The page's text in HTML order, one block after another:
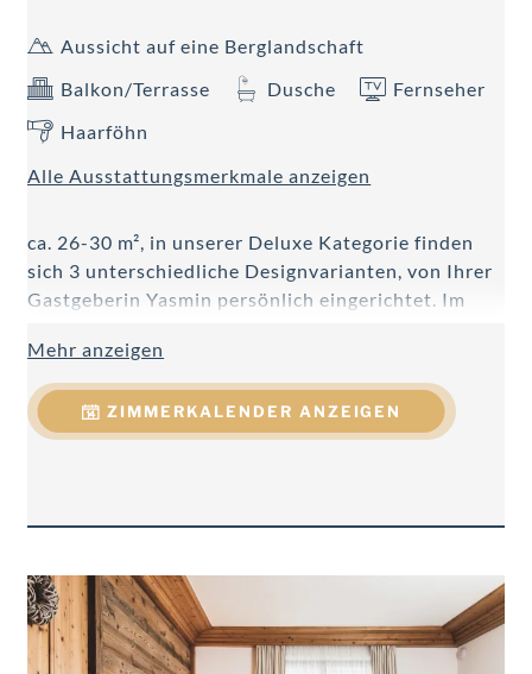
Aussicht auf eine Berglandschaft
Balkon/Terrasse
Dusche
Fernseher
Haarföhn
Alle Ausstattungsmerkmale anzeigen
ca. 26-30 m², in unserer Deluxe Kategorie finden
sich 3 unterschiedliche Designvarianten, von Ihrer
Gastgeberin Yasmin persönlich eingerichtet. Im
moderne Klarheit, welche in Kombination mit
gemütlichen Details jede Menge Raum zum
Wohlfühlen bieten - modernes Badezimmer mit
Regendusche, großteils Doppelwaschtisch, Föhn,
teilweise Balkon.
Mehr anzeigen
ZIMMERKALENDER ANZEIGEN